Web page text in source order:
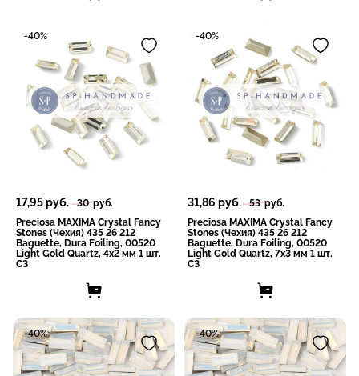
17,95руб. 30руб.
Preciosa MAXIMA Crystal Fancy
Stones (Чехия) 435 26 212
Baguette, Dura Foiling, 00520
Light Gold Quartz, 4x2 мм 1 шт.
СЗ
-40%
31,86 руб. 53руб.
Preciosa MAXIMA Crystal Fancy
Stones (Чехия) 435 26 212
Baguette, Dura Foiling, 00520
Light Gold Quartz, 7x3 мм 1 шт.
СЗ
-40%
-40% -40%